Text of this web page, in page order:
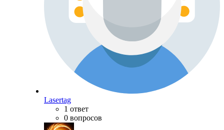
Lasertag
1 ответ
0 вопросов